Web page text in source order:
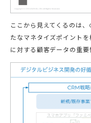
ここから見えてくるのは
たなマネタイズポイント
に対する顧客データの重要